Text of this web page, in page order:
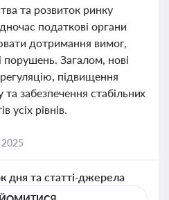
та розвиток ринку
податкові органи
дотримання вимог,
порушень. Загалом, нові
підвищення
та забезпечення стабільних
рівнів.
2025
дня та статті-джерела